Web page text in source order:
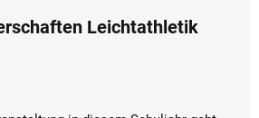
Leichtathletik